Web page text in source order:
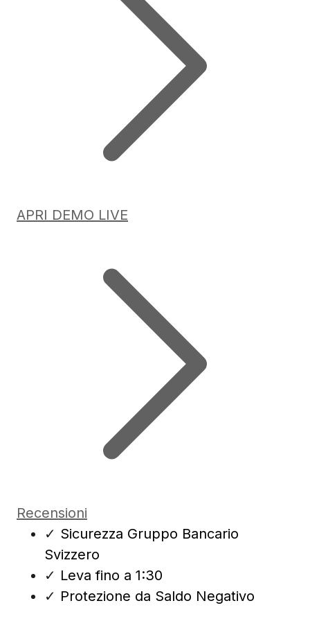
APRI DEMO LIVE
Recensioni
✓ Sicurezza Gruppo Bancario
Svizzero
✓ Leva fino a 1:30
✓ Protezione da Saldo Negativo